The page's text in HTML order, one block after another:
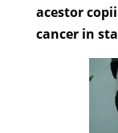
acestor
cancer in